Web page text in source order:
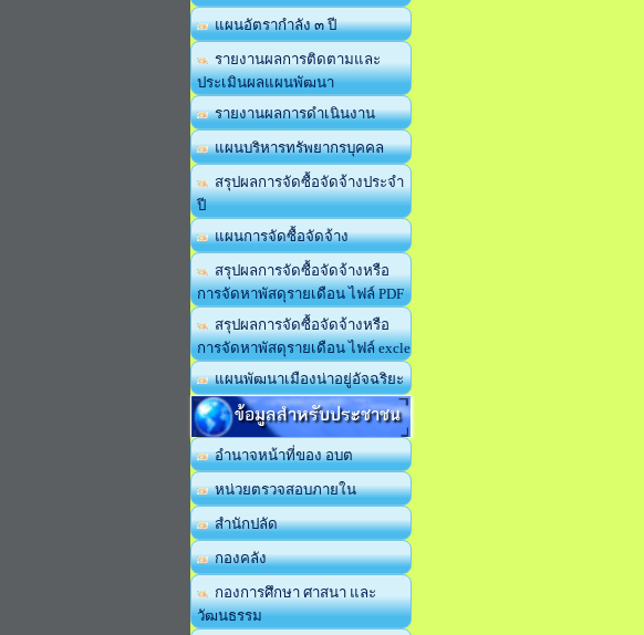
แผนอัตรากำลัง ๓ ปี
รายงานผลการติดตามและ
ประเมินผลแผนพัฒนา
รายงานผลการดำเนินงาน
แผนบริหารทรัพยากรบุคคล
สรุปผลการจัดซื้อจัดจ้างประจำ
ปี
แผนการจัดซื้อจัดจ้าง
สรุปผลการจัดซื้อจัดจ้างหรือ
การจัดหาพัสดุรายเดือน ไฟล์ PDF
สรุปผลการจัดซื้อจัดจ้างหรือ
การจัดหาพัสดุรายเดือน ไฟล์ excle
แผนพัฒนาเมืองน่าอยู่อัจฉริยะ
ข้อมูลสำหรับประชาชน
อำนาจหน้าที่ของ อบต
หน่วยตรวจสอบภายใน
สำนักปลัด
กองคลัง
กองการศึกษา ศาสนา และ
วัฒนธรรม